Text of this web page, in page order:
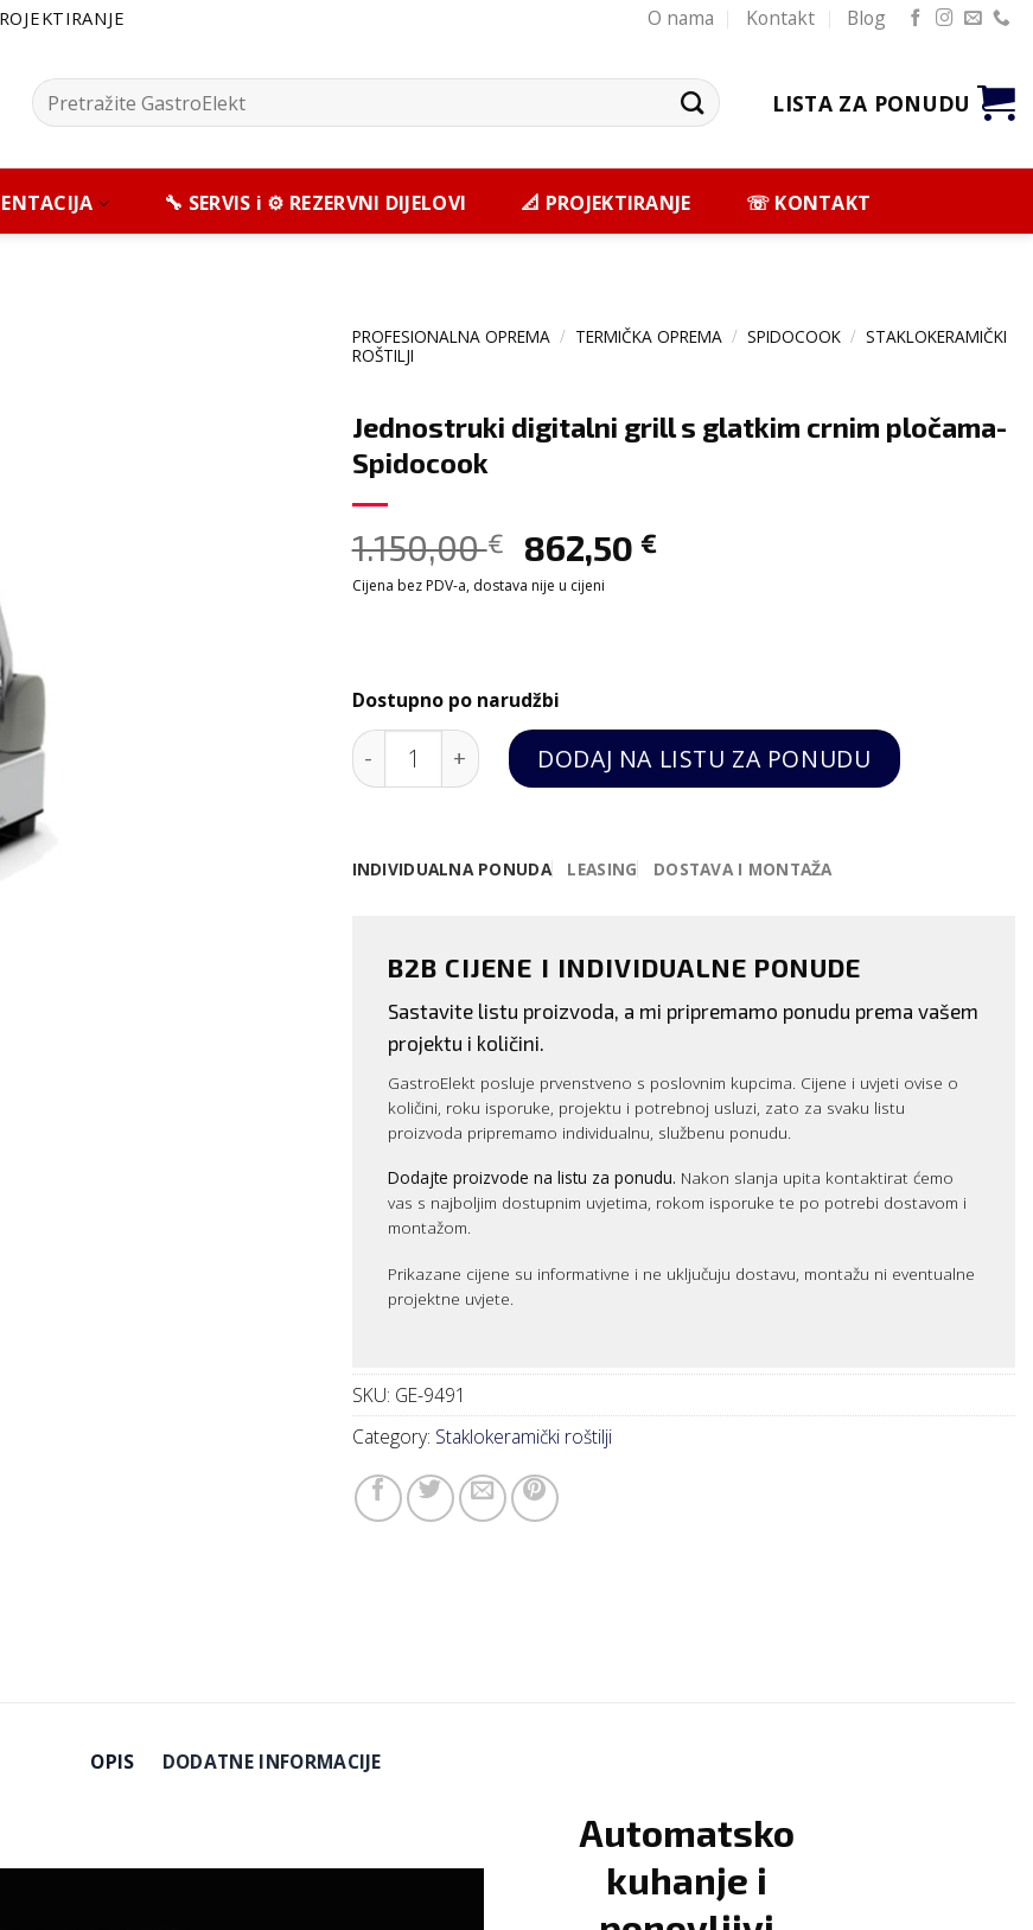
O nama Kontakt Blog
Pretražite: LISTA ZA PONUDU
🔧 SERVIS i ⚙️ REZERVNI DIJELOVI 📐 PROJEKTIRANJE ☏ KONTAKT
PROFESIONALNA OPREMA / TERMIČKA OPREMA / SPIDOCOOK / STAKLOKERAMIČKI
ROŠTILJI
Jednostruki digitalni grill s glatkim crnim pločama-
Spidocook
1.150,00€ 862,50€
Cijena bez PDV-a, dostava nije u cijeni
Dostupno po narudžbi
Jednostruki digitalni grill s glatkim crnim pločama-Spidocook
DODAJ NA LISTU ZA PONUDU
INDIVIDUALNA PONUDA LEASING DOSTAVA I MONTAŽA
B2B CIJENE I INDIVIDUALNE PONUDE
Sastavite listu proizvoda, a mi pripremamo ponudu prema vašem
projektu i količini.
GastroElekt posluje prvenstveno s poslovnim kupcima. Cijene i uvjeti ovise o
količini, roku isporuke, projektu i potrebnoj usluzi, zato za svaku listu
proizvoda pripremamo individualnu, službenu ponudu.
Dodajte proizvode na listu za ponudu. Nakon slanja upita kontaktirat ćemo
vas s najboljim dostupnim uvjetima, rokom isporuke te po potrebi dostavom i
montažom.
Prikazane cijene su informativne i ne uključuju dostavu, montažu ni eventualne
projektne uvjete.
SKU: GE-9491
Category: Staklokeramički roštilji
OPIS DODATNE INFORMACIJE
Automatsko
kuhanje i